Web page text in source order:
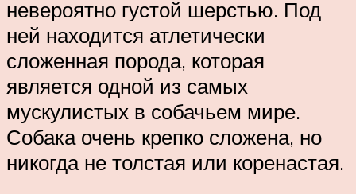
невероятно густой шерстью. Под
ней находится атлетически
сложенная порода, которая
является одной из самых
мускулистых в собачьем мире.
Собака очень крепко сложена, но
никогда не толстая или коренастая.